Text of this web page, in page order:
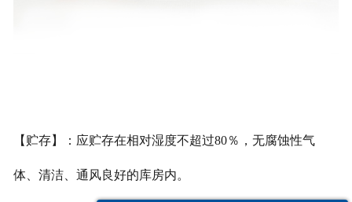
【贮存】：应贮存在相对湿度不超过80％，无腐蚀性气
体、清洁、通风良好的库房内。